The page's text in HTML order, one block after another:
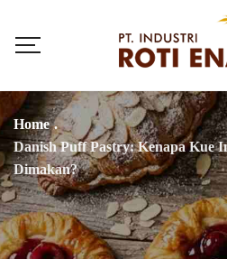
Home .
Danish Puff Pastry: Kenapa Kue
Dimakan?